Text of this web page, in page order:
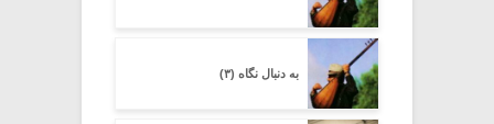
به دنبال نگاه (۳)